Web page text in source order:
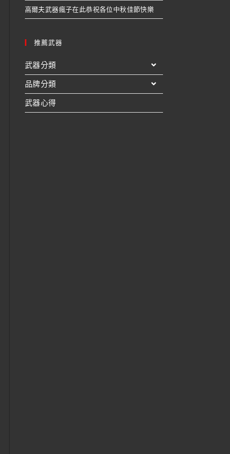
高爾夫武器瘋子在此恭祝各位中秋佳節快樂
推薦武器
武器分類
品牌分類
武器心得